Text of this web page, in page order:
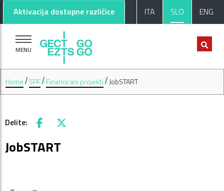
Aktivacija dostopne različice ITA SLO ENG
MENU
Home SPF Financirani projekti JobSTART
Delite: Facebook
X
JobSTART